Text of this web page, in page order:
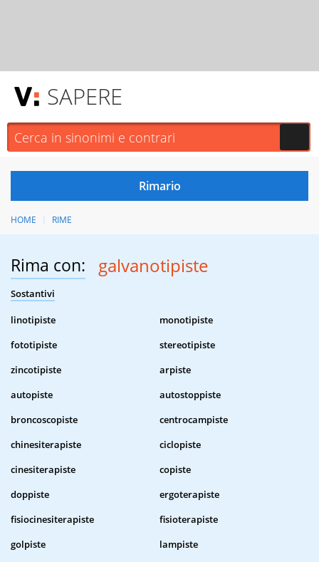
SAPERE
HOME RIME
Rima con: galvanotipiste
Sostantivi
linotipiste
monotipiste
fototipiste
stereotipiste
zincotipiste
arpiste
autopiste
autostoppiste
broncoscopiste
centrocampiste
chinesiterapiste
ciclopiste
cinesiterapiste
copiste
doppiste
ergoterapiste
fisiocinesiterapiste
fisioterapiste
golpiste
lampiste